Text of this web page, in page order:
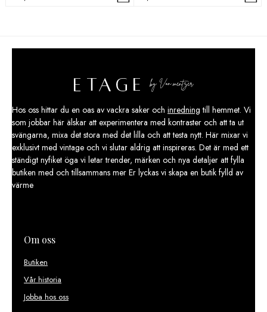
Hos oss hittar du en oas av vackra saker och inredning till hemmet. Vi
som jobbar här älskar att experimentera med kontraster och att ta ut
svängarna, mixa det stora med det lilla och att testa nytt. Här mixar vi
exklusivt med vintage och vi slutar aldrig att inspireras. Det är med ett
ständigt nyfiket öga vi letar trender, märken och nya detaljer att fylla
butiken med och tillsammans mer Er lyckas vi skapa en butik fylld av
värme
Om oss
Butiken
Vår historia
Jobba hos oss